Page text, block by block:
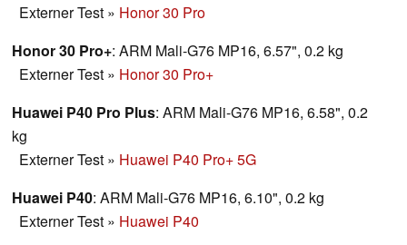
Externer Test » Honor 30 Pro
Honor 30 Pro+: ARM Mali-G76 MP16, 6.57", 0.2 kg
Externer Test » Honor 30 Pro+
Huawei P40 Pro Plus: ARM Mali-G76 MP16, 6.58", 0.2
kg
Externer Test » Huawei P40 Pro+ 5G
Huawei P40: ARM Mali-G76 MP16, 6.10", 0.2 kg
Externer Test » Huawei P40